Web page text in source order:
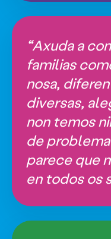
“Axuda a
familias
nosa,
diversas,
non temos
de
parece que
en todos os